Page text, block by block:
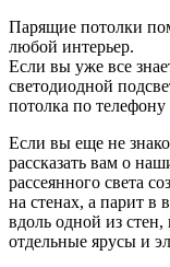
Парящие потолки
любой интерьер.
Если вы уже все
светодиодной
потолка по телефону
Если вы еще не
рассказать вам о
рассеянного света
на стенах, а парит в
вдоль одной из
отдельные ярусы и